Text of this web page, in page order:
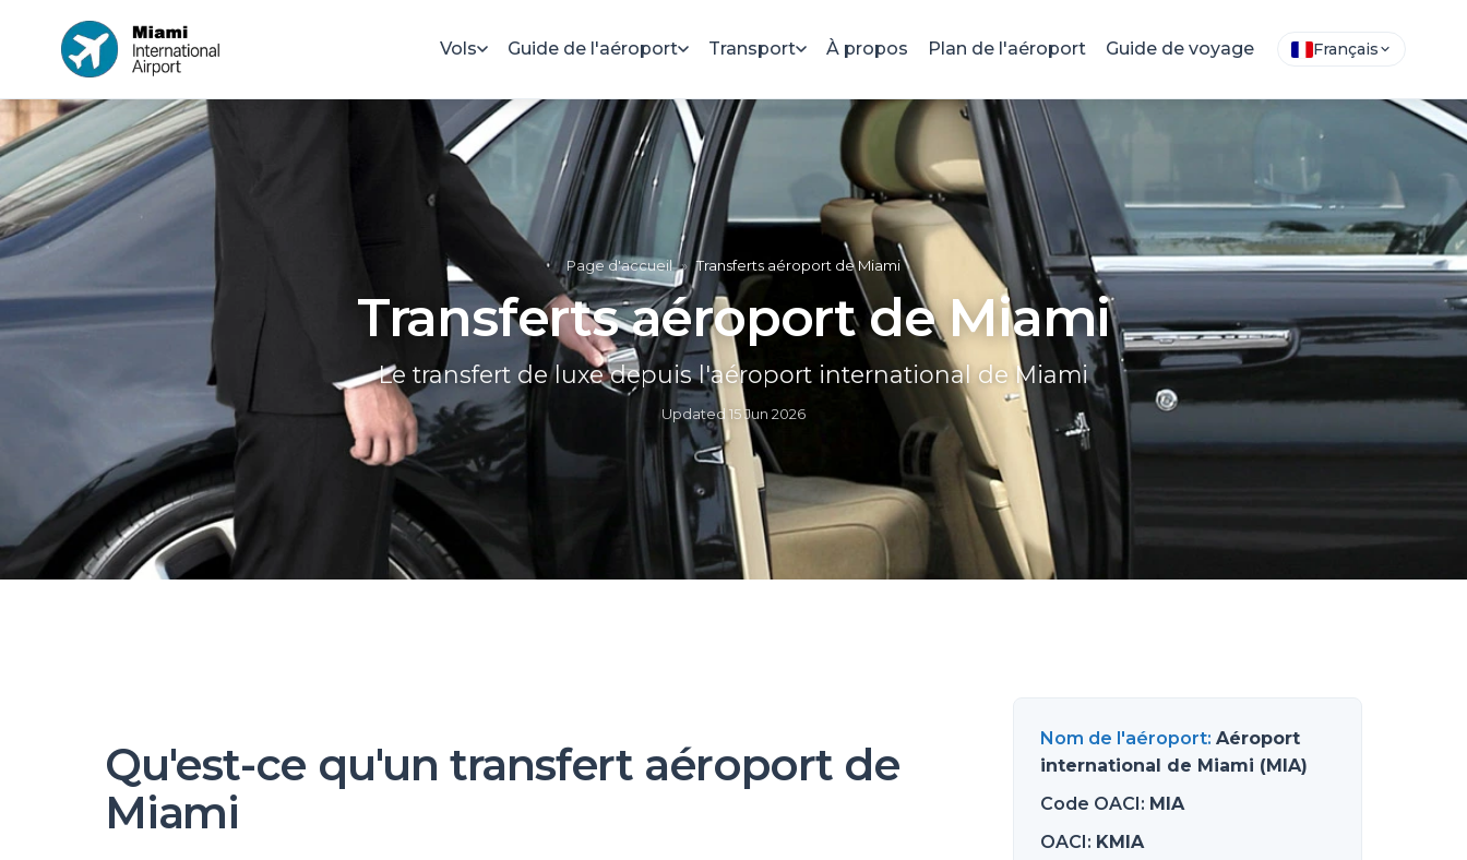
Vols Guide de l'aéroport Transport À propos Plan de l'aéroport Guide de voyage Français
Page d'accueil » Transferts aéroport de Miami
Transferts aéroport de Miami
Le transfert de luxe depuis l'aéroport international de Miami
Updated 15 Jun 2026
Qu'est-ce qu'un transfert aéroport de
Miami
Nom de l'aéroport: Aéroport
international de Miami (MIA)
Code OACI: MIA
OACI: KMIA